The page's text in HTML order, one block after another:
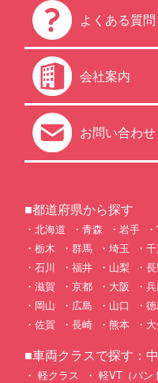
よくある質問
会社案内
お問い合わせ
■都道府県から探す
北海道 青森 岩手
栃木
群馬 埼玉
石川
福井 山梨
滋賀
京都 大阪
岡山
広島 山口
佐賀
長崎 熊本
■車両クラスで探す：
軽クラス 軽VT（バン